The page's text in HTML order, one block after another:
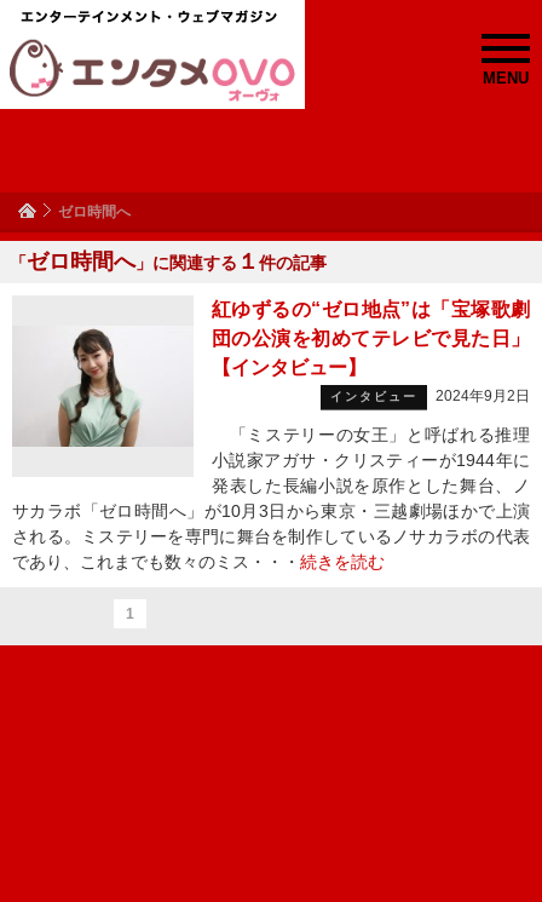
MENU
ゼロ時間へ
「ゼロ時間へ」に関連する １ 件の記事
紅ゆずるの“ゼロ地点”は「宝塚歌劇
団の公演を初めてテレビで見た日」
【インタビュー】
インタビュー 2024年9月2日
「ミステリーの女王」と呼ばれる推理
小説家アガサ・クリスティーが1944年に
発表した長編小説を原作とした舞台、ノ
サカラボ「ゼロ時間へ」が10月3日から東京・三越劇場ほかで上演
される。ミステリーを専門に舞台を制作しているノサカラボの代表
であり、これまでも数々のミス・・・ 続きを読む
1